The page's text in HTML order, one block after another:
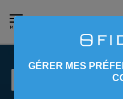
MENU
GÉRER MES